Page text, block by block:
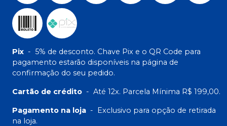
Pix - 5% de desconto. Chave Pix e o QR Code para
pagamento estarão disponíveis na página de
confirmação do seu pedido.
Cartão de crédito - Até 12x. Parcela Mínima R$ 199,00.
Pagamento na loja - Exclusivo para opção de retirada
na loja.